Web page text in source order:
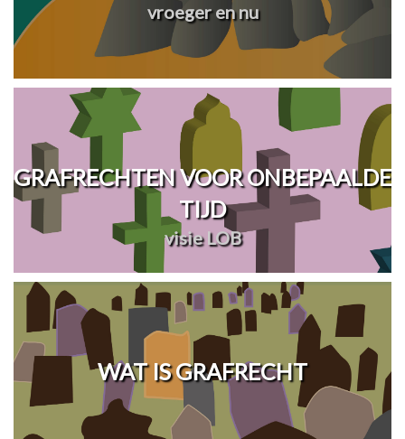
vroeger en nu
GRAFRECHTEN VOOR ONBEPAALDE
TIJD
visie LOB
WAT IS GRAFRECHT